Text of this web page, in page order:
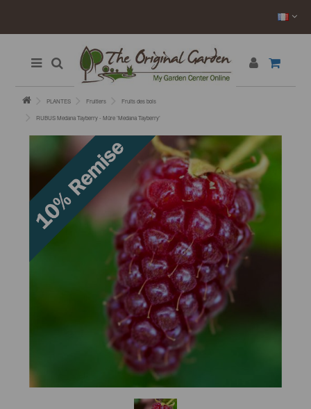
PLANTES Fruitiers Fruits des bois
RUBUS Medana Tayberry - Mûre ’Medana Tayberry’